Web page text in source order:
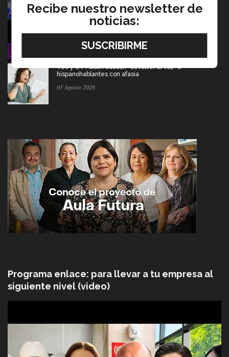
Del escenario de PrepaTec Qro al teatro musical en
06 Agosto 2026
Tec y UT Austin buscan "devolver la voz" a
hispanohablantes con afasia
05 Agosto 2026
Programa enlace: para llevar a tu empresa al
siguiente nivel (video)
Recibe nuestro newsletter de
noticias: